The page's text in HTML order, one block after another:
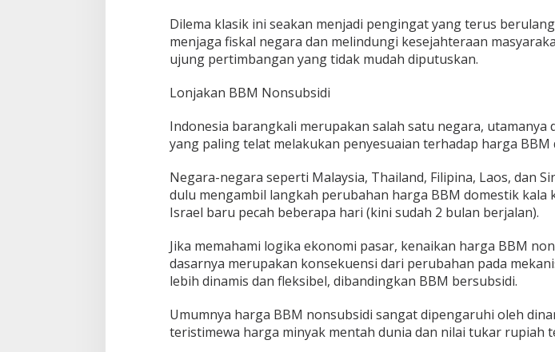
Dilema klasik ini seakan menjadi pengingat yang terus
menjaga fiskal negara dan melindungi kesejahteraan
ujung pertimbangan yang tidak mudah diputuskan.
Lonjakan BBM Nonsubsidi
Indonesia barangkali merupakan salah satu negara, utamanya
yang paling telat melakukan penyesuaian terhadap harga BBM
Negara-negara seperti Malaysia, Thailand, Filipina, Laos, dan
dulu mengambil langkah perubahan harga BBM domestik kala
Israel baru pecah beberapa hari (kini sudah 2 bulan berjalan).
Jika memahami logika ekonomi pasar, kenaikan harga BBM
dasarnya merupakan konsekuensi dari perubahan pada
lebih dinamis dan fleksibel, dibandingkan BBM bersubsidi.
Umumnya harga BBM nonsubsidi sangat dipengaruhi oleh
teristimewa harga minyak mentah dunia dan nilai tukar rupiah